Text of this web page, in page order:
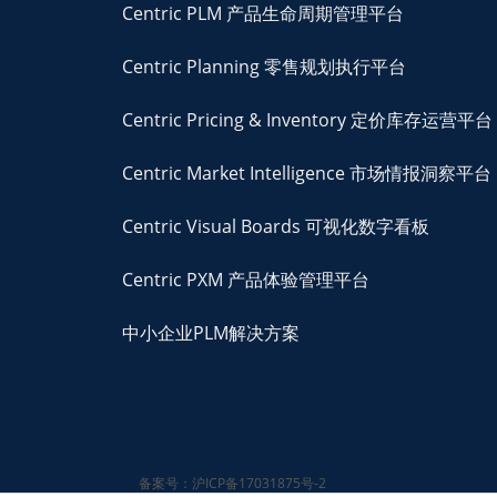
Centric PLM 产品生命周期管理平台
Centric Planning 零售规划执行平台
Centric Pricing & Inventory 定价库存运营平台
Centric Market Intelligence 市场情报洞察平台
Centric Visual Boards 可视化数字看板
Centric PXM 产品体验管理平台
中小企业PLM解决方案
备案号：沪ICP备17031875号-2